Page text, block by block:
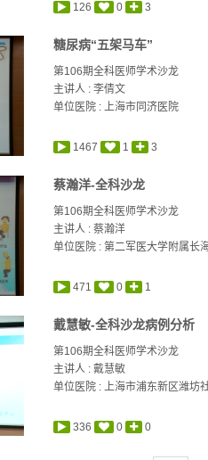
126 0 3
糖尿病“五架马车”
第106期全科医师学术沙龙
主讲人 :李倩文
单位医院 : 上海市同济医院
1467 1 3
蔡瀚洋-全科沙龙
第106期全科医师学术沙龙
主讲人 :蔡瀚洋
单位医院 : 第二军医大学附属长
471 0 1
戴慧敏-全科沙龙病例分析
第106期全科医师学术沙龙
主讲人 :戴慧敏
单位医院 : 上海市浦东新区潍坊
336 0 0